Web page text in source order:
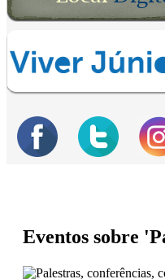
Eventos sobre